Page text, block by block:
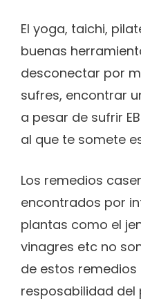
El yoga, taichi,
buenas
desconectar por
sufres, encontrar
a pesar de sufrir
al que te somete
Los remedios
encontrados por
plantas como el
vinagres etc no
de estos remedios
resposabilidad del